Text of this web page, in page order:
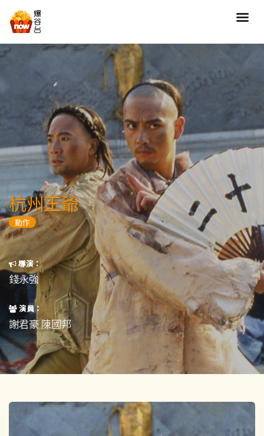
搜尋
全部類型
劇情
喜劇
動作
愛情
歷險
驚慄
恐怖
科幻
奇幻
動畫
家庭
寫實紀錄
罪案
歌舞
成人
運動
特別/特輯
短片
其他
杭州王爺
動作
導演：
錢永強
演員：
謝君豪 陳國邦